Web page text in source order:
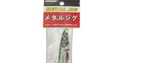
Canne Jigging Sunset Massive Attack
1.83m 120/250gr 30kg
Jigging
د.ت 340,000